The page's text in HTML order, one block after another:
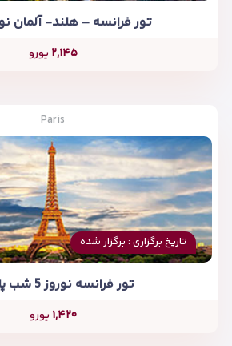
تور فرانسه – هلند- آلمان
۲,۱۴۵ یورو
Paris
تاریخ برگزاری : برگزار شده
تور فرانسه نوروز 5 شب پاریس
۱,۴۲۰ یورو